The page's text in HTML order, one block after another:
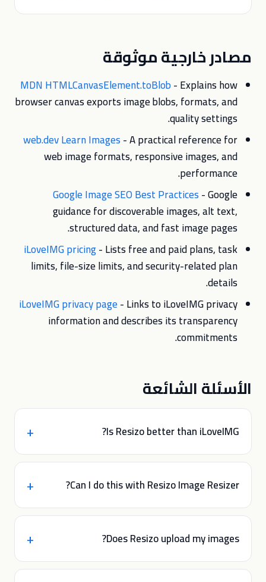
مصادر خارجية موثوقة
MDN HTMLCanvasElement.toBlob- Explains how
browser canvas exports image blobs, formats, and
quality settings.
web.dev Learn Images- A practical reference for
web image formats, responsive images, and
performance.
Google Image SEO Best Practices- Google
guidance for discoverable images, alt text,
structured data, and fast image pages.
iLoveIMG pricing- Lists free and paid plans, task
limits, file-size limits, and security-related plan
details.
iLoveIMG privacy page- Links to iLoveIMG privacy
information and describes its transparency
commitments.
الأسئلة الشائعة
Is Resizo better than iLoveIMG?
Can I do this with Resizo Image Resizer?
Does Resizo upload my images?